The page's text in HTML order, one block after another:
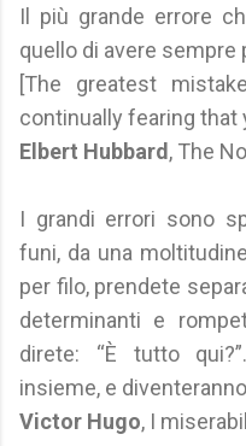
Il più grande errore
quello di avere sempre
[The greatest
continually fearing that
Elbert Hubbard , The
I grandi errori sono
funi, da una
per filo, prendete
determinanti e
direte: “È tutto
insieme, e
Victor Hugo, I